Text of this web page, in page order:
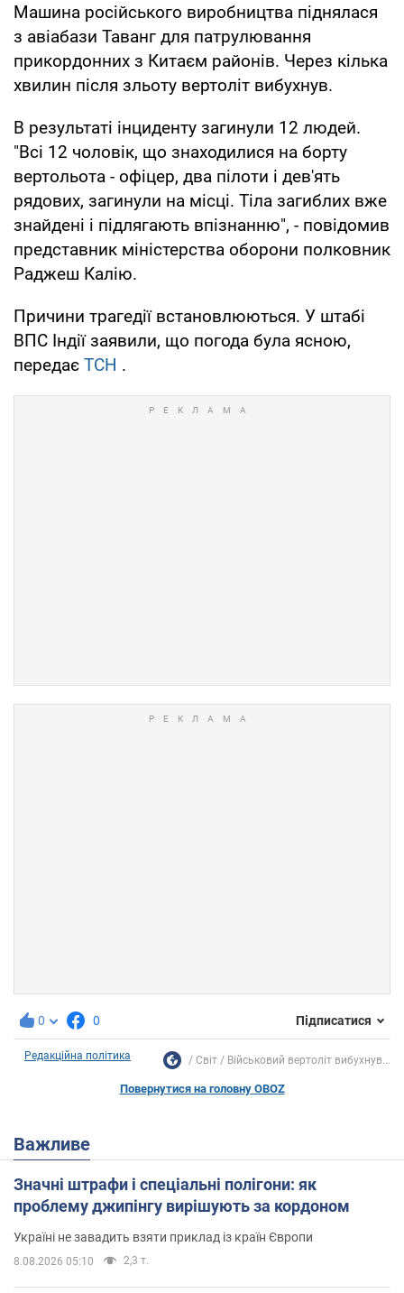
Машина російського виробництва піднялася
з авіабази Таванг для патрулювання
прикордонних з Китаєм районів. Через кілька
хвилин після зльоту вертоліт вибухнув.
В результаті інциденту загинули 12 людей.
"Всі 12 чоловік, що знаходилися на борту
вертольота - офіцер, два пілоти і дев'ять
рядових, загинули на місці. Тіла загиблих вже
знайдені і підлягають впізнанню", - повідомив
представник міністерства оборони полковник
Раджеш Калію.
Причини трагедії встановлюються. У штабі
ВПС Індії заявили, що погода була ясною,
передає ТСН .
0 0 Підписатися
Редакційна політика Світ Військовий вертоліт вибухнув...
Повернутися на головну OBOZ
Важливе
Значні штрафи і спеціальні полігони: як
проблему джипінгу вирішують за кордоном
Україні не завадить взяти приклад із країн Європи
8.08.2026 05:10 2,3 т.